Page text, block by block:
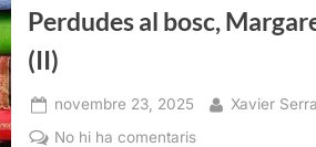
Perdudes al bosc,
(II)
Posted
on
novembre 23, 2025 By
Xavier
No hi ha comentarisa